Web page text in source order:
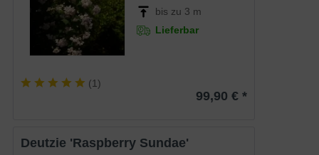
bis zu 3 m
Lieferbar
(1)
99,90 € *
Deutzie 'Raspberry Sundae'